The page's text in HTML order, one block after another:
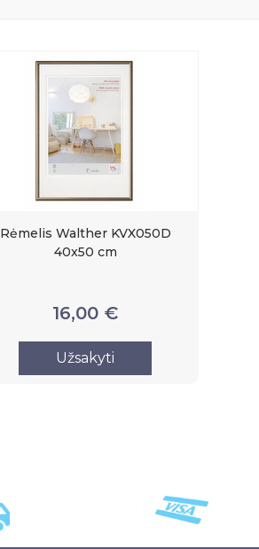
Rėmelis Walther KVX050D
40x50 cm
16,00 €
Užsakyti